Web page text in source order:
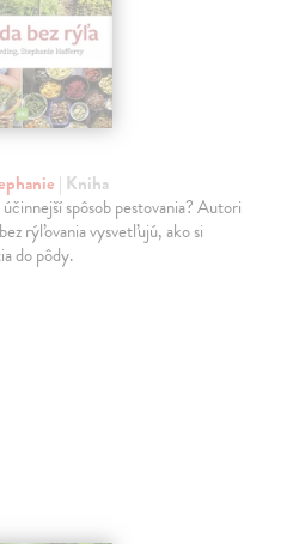
| Kniha
spôsob pestovania? Autori
rýľovania vysvetľujú, ako si
do pôdy.